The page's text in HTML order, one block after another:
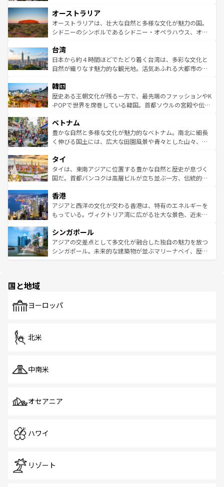
部のニューオーリンズでは、音楽と美食が融合した独特の
文化が魅力。旅行者はアメリカの各地域で異なる魅力を楽
しみながら、その多様性と豊かな歴史を感じることができ
ならではの贅沢な旅のスタイルだ。 なお、新着のアメリカ
情報はコンテンツ一覧を参照してほしい。
ワイ島は見逃せない。また、定番の観光地といえばオアフ
島だが、静かな自然を求めるならマウイ島やカウアイ島が
おすすめ。エメラルドグリーンに輝く海をはじめ、豊かな
れるおもてなしの心で訪れる人々を迎えてくれるハワイの
人々、おいしいローカルフードやハワイアンミュージッ
ク、伝統的なフラダンスなど、すべてがハワイの魅力を彩
ワイを、存分に味わってほしい。 なお、新着のハワイ情報
はコンテンツ一覧を参照してほしい。
オーストラリア
オーストラリアは、壮大な自然と多様な文化が魅力の国。
シドニーのシンボルであるシドニー・オペラハウス、オー
リアリーフや大陸中央部にそびえるウルル（エアーズロッ
ク）、タスマニアの美しい原生林やケアンズの熱帯雨林な
ど、見どころがたくさん。また、カフェやワイン、オージ
いる。アクティビティも充実しており、サーフィンやダイ
ビング、ハイキングなど、アウトドア好きにはたまらな
い。オーストラリアの多彩な魅力を存分に味わいつくそ
参照してほしい。
台湾
日本から約４時間ほどでたどり着く台湾は、多彩な文化と
自然が織りなす魅力的な観光地。活気あふれる大都市の台
ン）、静ひつな山岳地帯である台湾東部など、都市の喧騒
と山間の静けさが共存しており、訪れる人に新しい発見と
驚きをもたらしてくれる。また、奥深い台湾の食文化も魅
容にもいいと評判のスイーツなど、バラエティ豊かな料理
が味わえる。 なお、新着の台湾情報は コンテンツ一覧を参
照してほしい。
韓国
歴史ある王朝文化が残る一方で、最先端のファッションやK
-POPで世界を席巻している韓国。首都ソウルの宮殿や伝統
き、地方に足を延ばせば四季折々の自然美を楽しむことが
できる。そして、キムチや焼肉、絶品のストリートフード
まで、さまざまな韓国料理が待っている。夜には、韓国な
リティに包まれながら、韓国の多彩な魅力を心ゆくまで味
わってみてほしい。 なお、新着の韓国情報はコンテンツ一
覧を参照してほしい。
ベトナム
豊かな自然と多様な文化が魅力的なベトナム。南北に細長
く伸びる国土には、広大な田園風景や青々とした山々、世
急速な発展と共に伝統が息づく。ハノイの古い町並みやホ
ーチミン市のフランス統治時代の建物も、独特の雰囲気を
醸し出している。また、バラエティの豊かさとおいしさで
とつ。フォーやバインミー、ベトナムコーヒーなどは、ぜ
ひ現地で味わいたい。どの地域を訪れてもあたたかい人々
が旅行者を迎えてくれるので、きっと忘れられない旅にな
参照してほしい。
タイ
タイは、東南アジアに位置する豊かな自然と歴史が息づく
国だ。首都バンコクは高層ビルが立ち並ぶ一方、伝統的な
の活気が交差している。北部ではチェンマイなどの山岳地
帯で自然と触れ合い、南部ではプーケットやクラビの美し
いビーチでリゾート気分を楽しむことができる。タイ料理
激する。気候は一年中温暖で、どの季節にも異なる楽しみ
が待っている。親しみやすいタイの人々、仏教を中心とし
た文化、そして多様な観光資源が、訪れる旅人を魅了し続
香港
アジアと西洋の文化が交わる香港は、特有のエネルギーを
もっている。ヴィクトリア湾に広がる壮大な景色、近未来
み、どこを訪れても感動するはず。観光スポットが密集し
ており、効率よく見どころを回れるのも魅力。息をのむよ
うな絶景から文化的な体験まで、香港を存分に楽しみ尽く
シンガポール
アジアの交差点として多文化が融合した独自の魅力を放つ
シンガポール。未来的な建築物が並ぶマリーナベイ、歴史
で、ホーカーズは地元の風情を楽しめる外せないスポット
国と地域
ヨーロッパ
北米
中南米
オセアニア
ハワイ
リゾート